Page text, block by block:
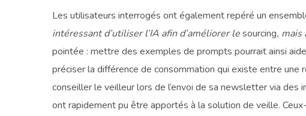
Les utilisateurs interrogés ont également repéré un
intéressant d’utiliser l’IA afin d’améliorer lesourcing, mais
pointée : mettre des exemples de prompts pourrait ainsi
préciser la différence de consommation qui existe entre une
conseiller le veilleur lors de l’envoi de sa newsletter via
ont rapidement pu être apportés à la solution de veille.